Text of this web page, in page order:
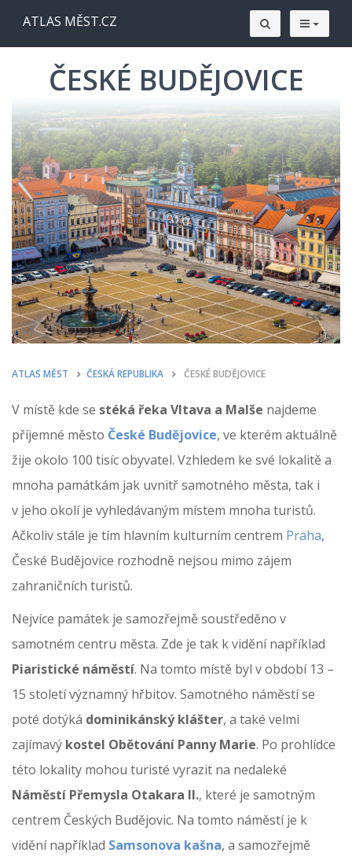
ATLAS MĚST.CZ
ČESKÉ BUDĚJOVICE
ATLAS MĚST ČESKÁ REPUBLIKA ČESKÉ BUDĚJOVICE
V místě kde se stéká řeka Vltava a Malše najdeme
příjemné město České Budějovice, ve kterém aktuálně
žije okolo 100 tisíc obyvatel. Vzhledem ke své lokalitě a
mnoha památkám jak uvnitř samotného města, tak i
v jeho okolí je vyhledávaným místem mnoha turistů.
Ačkoliv stále je tím hlavním kulturním centrem Praha,
České Budějovice rozhodně nejsou mimo zájem
zahraničních turistů.
Nejvíce památek je samozřejmě soustředěno v
samotném centru města. Zde je tak k vidění například
Piaristické náměstí. Na tomto místě byl v období 13 –
15 století významný hřbitov. Samotného náměstí se
poté dotýká dominikánský klášter, a také velmi
zajímavý kostel Obětování Panny Marie. Po prohlídce
této lokality mohou turisté vyrazit na nedaleké
Náměstí Přemysla Otakara II., které je samotným
centrem Českých Budějovic. Na tomto náměstí je k
vidění například Samsonova kašna, a samozřejmě